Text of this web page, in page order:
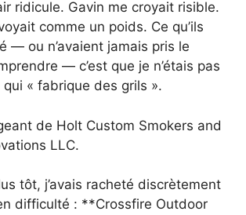
ridicule. Gavin me croyait risible.
comme un poids. Ce qu’ils
— ou n’avaient jamais pris le
— c’est que je n’étais pas
« fabrique des grils ».
de Holt Custom Smokers and
LLC.
tôt, j’avais racheté discrètement
difficulté : **Crossfire Outdoor